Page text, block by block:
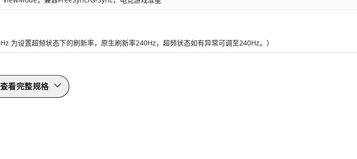
为设置超频状态下的刷新率，原生刷新率240Hz，超频状态如有异常可调至240Hz。）
查看完整规格